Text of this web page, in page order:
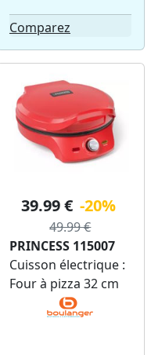
Comparez
39.99 € -20%
49.99 €
PRINCESS 115007
Cuisson électrique :
Four à pizza 32 cm